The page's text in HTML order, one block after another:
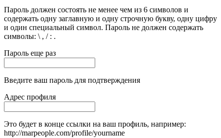
Пароль должен состоять не менее чем из 6 символов и
содержать одну заглавную и одну строчную букву, одну цифру
и один специальный символ. Пароль не должен содержать
символы: \ , / : .
Пароль еще раз
Введите ваш пароль для подтверждения
Адрес профиля
Это будет в конце ссылки на ваш профиль, например:
http://marpeople.com/profile/yourname